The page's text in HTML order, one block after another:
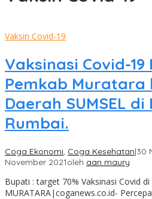
Vaksin Covid-19
Vaksinasi Covid-19
Pemkab Muratara
Daerah SUMSEL
Rumbai.
Coga Ekonomi, Coga Kesehatan|30
November 2021oleh aan maury
Bupati : target 70% Vaksinasi Covid
MURATARA|coganews.co.id-